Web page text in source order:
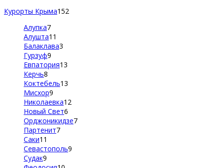
Курорты Крыма152
Алупка7
Алушта11
Балаклава3
Гурзуф9
Евпатория13
Керчь8
Коктебель13
Мисхор9
Николаевка12
Новый Свет6
Орджоникидзе7
Партенит7
Саки11
Севастополь9
Судак9